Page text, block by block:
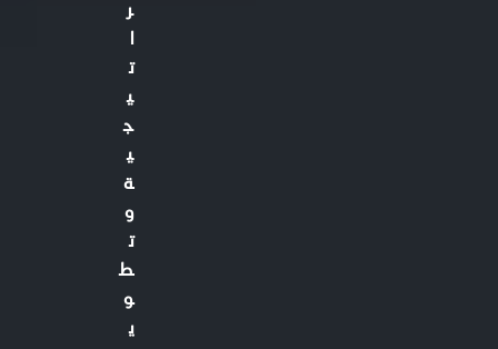
ر
ا
ت
ي
ج
ي
ة
و
ت
ط
و
ي